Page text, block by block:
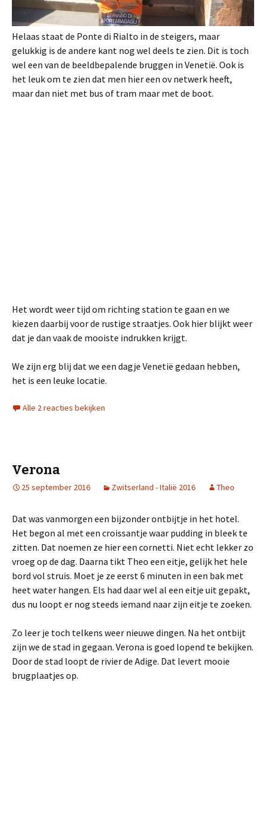
Helaas staat de Ponte di Rialto in de steigers, maar
gelukkig is de andere kant nog wel deels te zien. Dit is toch
wel een van de beeldbepalende bruggen in Venetië. Ook is
het leuk om te zien dat men hier een ov netwerk heeft,
maar dan niet met bus of tram maar met de boot.
Het wordt weer tijd om richting station te gaan en we
kiezen daarbij voor de rustige straatjes. Ook hier blijkt weer
dat je dan vaak de mooiste indrukken krijgt.
We zijn erg blij dat we een dagje Venetië gedaan hebben,
het is een leuke locatie.
Alle 2 reacties bekijken
Verona
25 september 2016 Zwitserland - Italië 2016 Theo
Dat was vanmorgen een bijzonder ontbijtje in het hotel.
Het begon al met een croissantje waar pudding in bleek te
zitten. Dat noemen ze hier een cornetti. Niet echt lekker zo
vroeg op de dag. Daarna tikt Theo een eitje, gelijk het hele
bord vol struis. Moet je ze eerst 6 minuten in een bak met
heet water hangen. Els had daar wel al een eitje uit gepakt,
dus nu loopt er nog steeds iemand naar zijn eitje te zoeken.
Zo leer je toch telkens weer nieuwe dingen. Na het ontbijt
zijn we de stad in gegaan. Verona is goed lopend te bekijken.
Door de stad loopt de rivier de Adige. Dat levert mooie
brugplaatjes op.